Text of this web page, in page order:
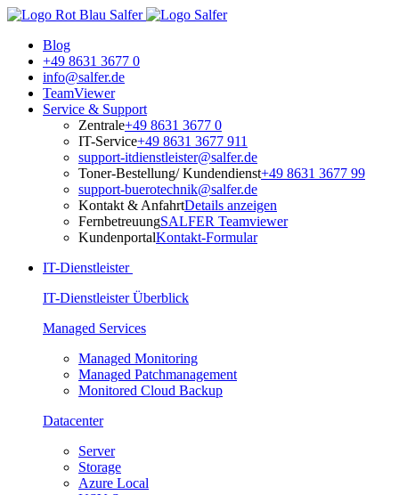
Blog
+49 8631 3677 0
info@salfer.de
TeamViewer
Service & Support
Zentrale+49 8631 3677 0
IT-Service+49 8631 3677 911
support-itdienstleister@salfer.de
Toner-Bestellung/ Kundendienst+49 8631 3677 99
support-buerotechnik@salfer.de
Kontakt & AnfahrtDetails anzeigen
FernbetreuungSALFER Teamviewer
KundenportalKontakt-Formular
IT-Dienstleister
IT-Dienstleister Überblick
Managed Services
Managed Monitoring
Managed Patchmanagement
Monitored Cloud Backup
Datacenter
Server
Storage
Azure Local